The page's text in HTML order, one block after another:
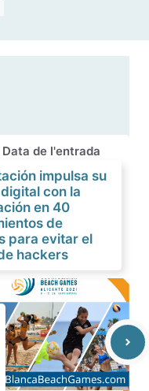
Data de l'entrada
impulsa su
con la
en 40
de
para evitar el
hackers